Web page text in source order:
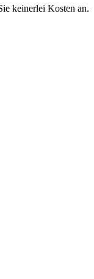
keinerlei Kosten an.